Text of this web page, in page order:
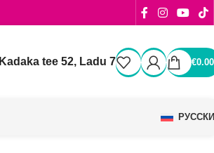
Kadaka tee 52, Ladu 7 €0.00